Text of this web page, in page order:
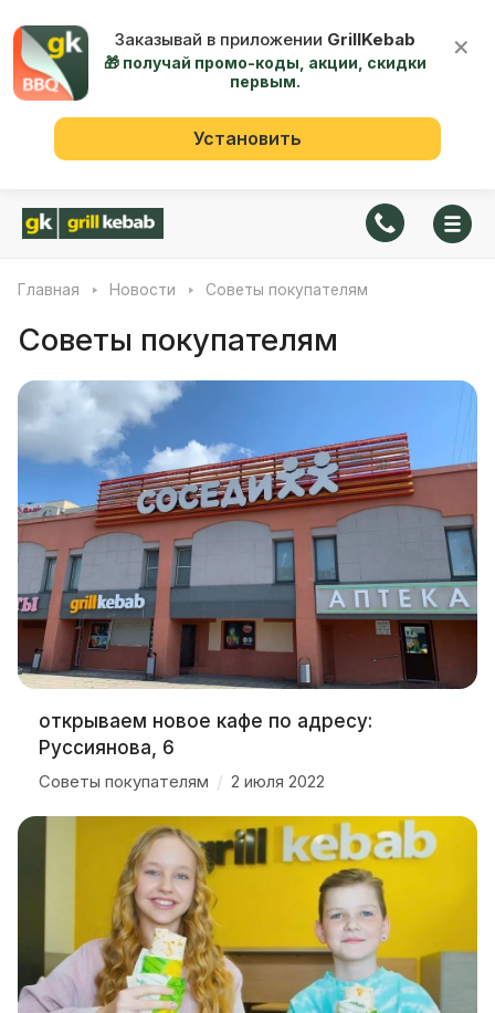
Заказывай в приложении GrillKebab
🎁 получай промо-коды, акции, скидки
первым.
×
Установить
Главная Новости Советы покупателям
Советы покупателям
открываем новое кафе по адресу:
Руссиянова, 6
Советы покупателям / 2 июля 2022